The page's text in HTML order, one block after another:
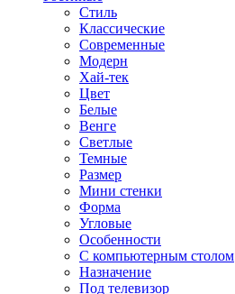
Стиль
Классические
Современные
Модерн
Хай-тек
Цвет
Белые
Венге
Светлые
Темные
Размер
Мини стенки
Форма
Угловые
Особенности
С компьютерным столом
Назначение
Под телевизор